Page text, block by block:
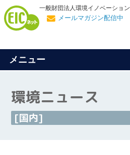
一般財団法人環境イノベーショ
メールマガジン配信中
メニュー
環境ニュース
[国内]